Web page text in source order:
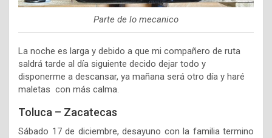
Parte de lo mecanico
La noche es larga y debido a que mi compañero de ruta
saldrá tarde al día siguiente decido dejar todo y
disponerme a descansar, ya mañana será otro día y haré
maletas con más calma.
Toluca – Zacatecas
Sábado 17 de diciembre, desayuno con la familia termino